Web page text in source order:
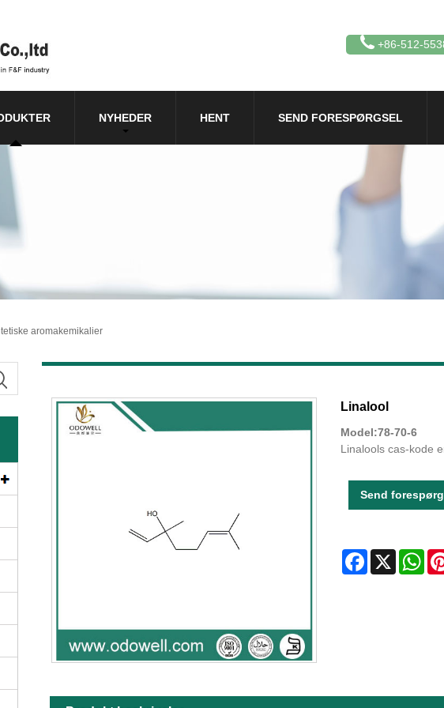
+86-512-
NYHEDER HENT SEND FORESPØRGSEL
aromakemikalier
Linalool
Model:78-70-6
Linalools cas-kode
Send
Facebook
X